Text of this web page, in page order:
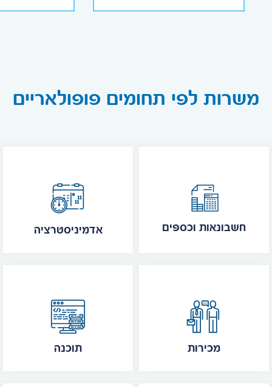
משרות לפי תחומים פופולאריים
אדמיניסטרציה חשבונאות וכספים
תוכנה מכירות